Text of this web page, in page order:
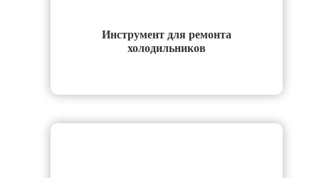
Инструмент для ремонта
холодильников